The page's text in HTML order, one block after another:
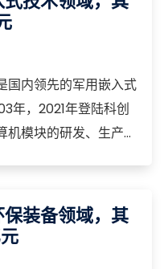
原料。
国内领先的军用嵌入式
年，2021年登陆科创
模块的研发、生产、
防军工领域。
装备领域，其